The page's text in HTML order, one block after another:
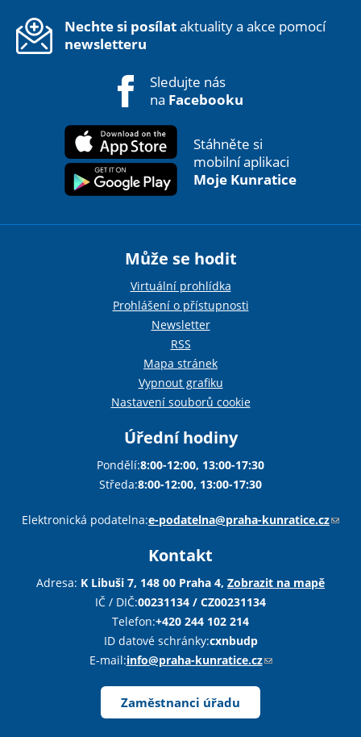
Nechte si posílataktuality a akce pomocí
newsletteru
Sledujte nás
na Facebooku
Stáhněte si
mobilní aplikaci
Moje Kunratice
Může se hodit
Virtuální prohlídka
Prohlášení o přístupnosti
Newsletter
RSS
Mapa stránek
Vypnout grafiku
Nastavení souborů cookie
Úřední hodiny
Pondělí:8:00-12:00, 13:00-17:30
Středa:8:00-12:00, 13:00-17:30
Elektronická podatelna:e-podatelna@praha-kunratice.cz(
Kontakt
Adresa: K Libuši 7, 148 00 Praha 4, Zobrazit na mapě
IČ / DIČ:00231134 / CZ00231134
Telefon:+420 244 102 214
ID datové schránky:cxnbudp
E-mail:info@praha-kunratice.cz(
Zaměstnanci úřadu